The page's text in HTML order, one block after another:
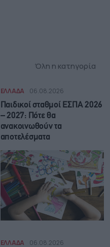
Όλη η κατηγορία
ΕΛΛΑΔΑ 06.08.2026
Παιδικοί σταθμοί ΕΣΠΑ 2026
– 2027: Πότε θα
ανακοινωθούν τα
αποτελέσματα
ΕΛΛΑΔΑ 06.08.2026